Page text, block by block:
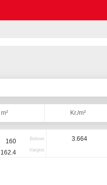
m² Kr./m²
160 Beboet
162.4 Vægtet
3.664